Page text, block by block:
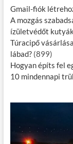
Gmail-fiók
A mozgás
ízületvédőt
Túracipő
lábad? (899)
Hogyan építs fel
10 mindennapi